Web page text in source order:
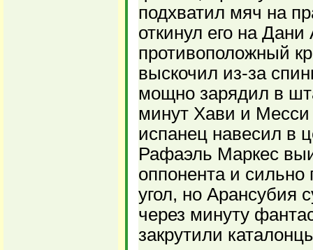
подхватил мяч на
откинул его на
противоположный
выскочил из-за
мощно зарядил в
минут Хави и Месси
испанец навесил в
Рафаэль Маркес
оппонента и
угол, но Арансубия
через минуту
закрутили